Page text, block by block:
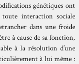
génétiques ont
interaction sociale
dans une froide
à cause de sa fonction,
à la résolution d’une
à lui même :